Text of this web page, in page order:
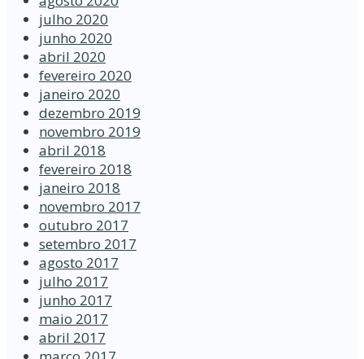
julho 2020
junho 2020
abril 2020
fevereiro 2020
janeiro 2020
dezembro 2019
novembro 2019
abril 2018
fevereiro 2018
janeiro 2018
novembro 2017
outubro 2017
setembro 2017
agosto 2017
julho 2017
junho 2017
maio 2017
abril 2017